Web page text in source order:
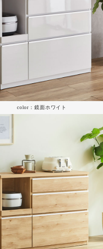
color：鏡面ホワイト